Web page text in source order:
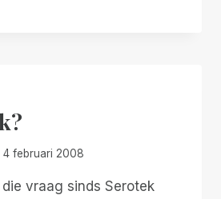
4 februari 2008
vraag sinds Serotek